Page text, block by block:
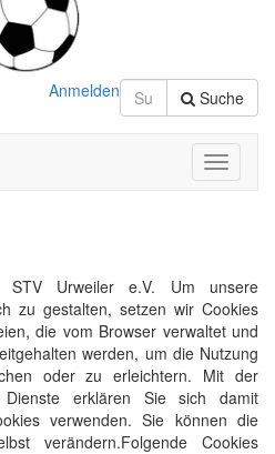
Suche
Anmelden
Toggle
STV Urweiler e.V. Um unsere
zu gestalten, setzen wir Cookies
die vom Browser verwaltet und
werden, um die Nutzung
oder zu erleichtern. Mit der
erklären Sie sich damit
verwenden. Sie können die
verändern.Folgende Cookies